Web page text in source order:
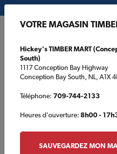
Partenaires
VOTRE MAGASIN
Hickey's TIMBER MART
South)
1117 Conception Bay Highway
Conception Bay South, NL, A1X
Téléphone: 709-744-2133
Heures d'ouverture: 8h00 -
SAUVEGARDEZ MON